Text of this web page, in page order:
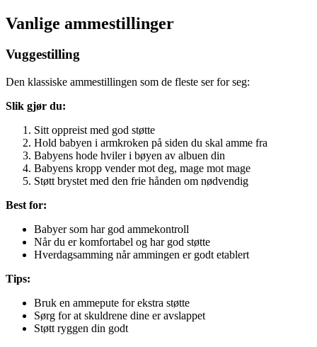
Vanlige ammestillinger
Vuggestilling
Den klassiske ammestillingen som de fleste ser for seg:
Slik gjør du:
Sitt oppreist med god støtte
Hold babyen i armkroken på siden du skal amme fra
Babyens hode hviler i bøyen av albuen din
Babyens kropp vender mot deg, mage mot mage
Støtt brystet med den frie hånden om nødvendig
Best for:
Babyer som har god ammekontroll
Når du er komfortabel og har god støtte
Hverdagsamming når ammingen er godt etablert
Tips:
Bruk en ammepute for ekstra støtte
Sørg for at skuldrene dine er avslappet
Støtt ryggen din godt